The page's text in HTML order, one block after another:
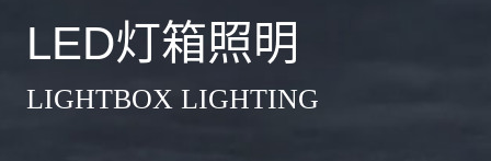
LED灯箱照明
LIGHTBOX LIGHTING